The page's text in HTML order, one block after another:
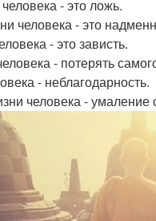
- это ложь.
человека - это
- это зависть.
- потерять
- неблагодарность.
человека - умаление